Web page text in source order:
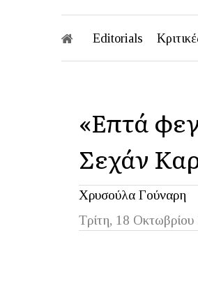
Editorials
«Επτά
Σεχάν
Χρυσούλα Γούναρη
Τρίτη, 18